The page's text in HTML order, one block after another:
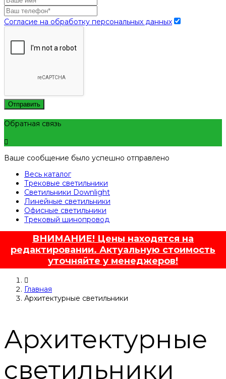
Согласие на обработку персональных данных
Отправить
Обратная связь
Ваше сообщение было успешно отправлено
Весь каталог
Трековые светильники
Светильники Downlight
Линейные светильники
Офисные светильники
Трековый шинопровод
ВНИМАНИЕ! Цены находятся на
редактировании. Актуальную стоимость
уточняйте у менеджеров!
Главная
Архитектурные светильники
Архитектурные
светильники